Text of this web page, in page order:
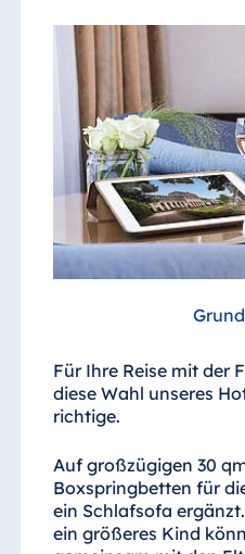
Für Ihre Reise mit der
diese Wahl unseres
richtige.
Auf großzügigen 30
Boxspringbetten für
ein Schlafsofa
ein größeres Kind